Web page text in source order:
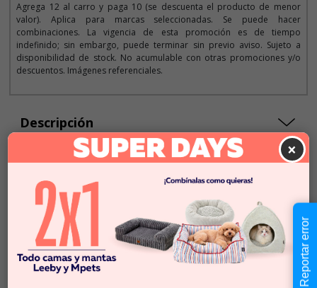
Agrega 12 al carro y paga 10 (se descuenta el producto de menor
valor). Aplica para marcas seleccionadas. Se puede hacer
combinaciones. La vigencia de esta promoción es de tiempo
indefinido; sin embargo, puede terminar sin previo aviso. Sujeto a
disponibilidad de stock. No acumulable con otras promociones y/o
descuentos. Imágenes referenciales.
Descripción
-
$3.490
En Stock
Añadir al carrito
×
Reportar error